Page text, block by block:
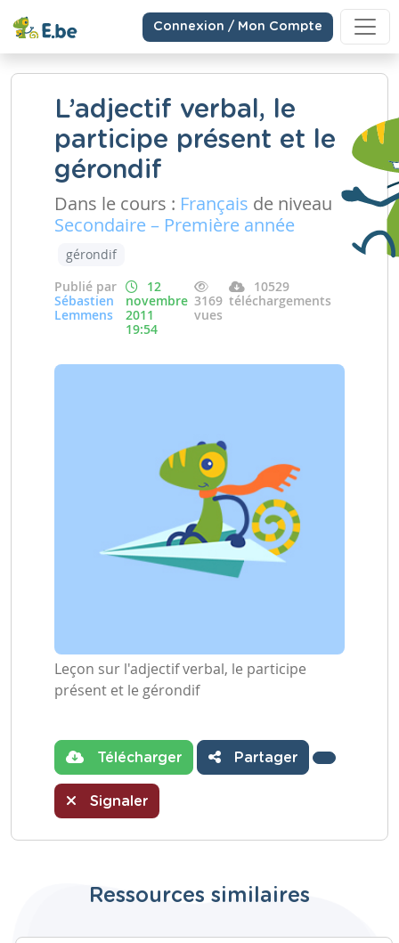
Connexion / Mon Compte
L’adjectif verbal, le
participe présent et le
gérondif
Dans le cours : Français de niveau
Secondaire – Première année
gérondif
Publié par
Sébastien
Lemmens
12
novembre
2011
19:54
3169
vues
10529
téléchargements
Leçon sur l'adjectif verbal, le participe
présent et le gérondif
Télécharger Partager
Signaler
Ressources similaires